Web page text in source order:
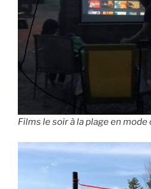
Films le soir à la plage en